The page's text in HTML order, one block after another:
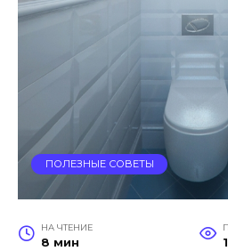
ПОЛЕЗНЫЕ СОВЕТЫ
НА ЧТЕНИЕ
8 мин